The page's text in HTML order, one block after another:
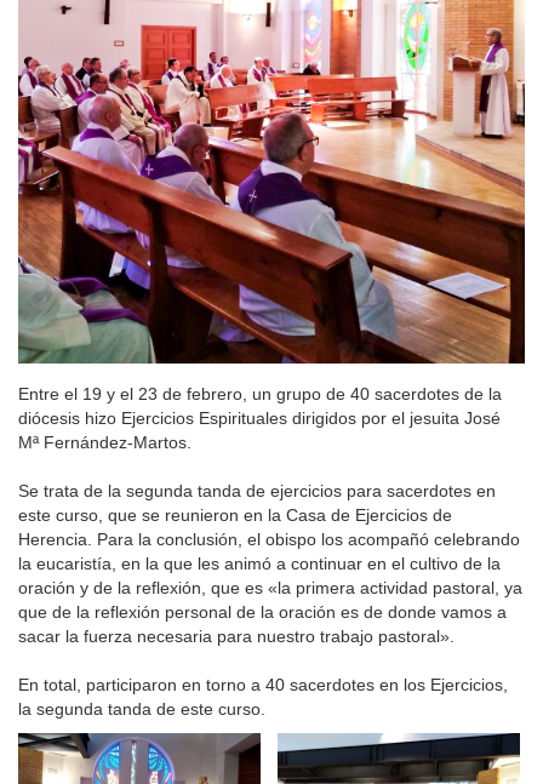
Entre el 19 y el 23 de febrero, un grupo de 40 sacerdotes de la
diócesis hizo Ejercicios Espirituales dirigidos por el jesuita José
Mª Fernández-Martos.
Se trata de la segunda tanda de ejercicios para sacerdotes en
este curso, que se reunieron en la Casa de Ejercicios de
Herencia. Para la conclusión, el obispo los acompañó celebrando
la eucaristía, en la que les animó a continuar en el cultivo de la
oración y de la reflexión, que es «la primera actividad pastoral, ya
que de la reflexión personal de la oración es de donde vamos a
sacar la fuerza necesaria para nuestro trabajo pastoral».
En total, participaron en torno a 40 sacerdotes en los Ejercicios,
la segunda tanda de este curso.